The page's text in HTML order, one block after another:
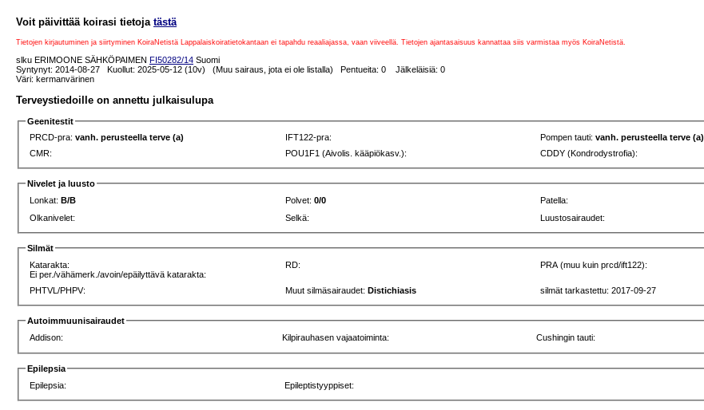
Voit päivittää koirasi tietoja tästä
Tietojen kirjautuminen ja siirtyminen KoiraNetistä Lappalaiskoiratietokantaan ei tapahdu reaaliajassa, vaan viiveellä. Tietojen ajantasaisuus kannattaa siis varmistaa myös KoiraNetistä.
slku ERIMOONE SÄHKÖPAIMEN FI50282/14 Suomi
Syntynyt: 2014-08-27 Kuollut: 2025-05-12 (10v) (Muu sairaus, jota ei ole listalla) Pentueita: 0 Jälkeläisiä: 0
Väri: kermanvärinen
Terveystiedoille on annettu julkaisulupa
Geenitestit
PRCD-pra:vanh. perusteella terve (a) IFT122-pra: Pompen tauti:vanh. perusteella terve (a)
CMR:
POU1F1 (Aivolis. kääpiökasv.): CDDY (Kondrodystrofia):
Nivelet ja luusto
Lonkat:B/B Polvet:0/0 Patella:
Olkanivelet:
Selkä: Luustosairaudet:
Silmät
Katarakta:
Ei per./vähämerk./avoin/epäilyttävä katarakta:
RD: PRA (muu kuin prcd/ift122):
PHTVL/PHPV: Muut silmäsairaudet:Distichiasis silmät tarkastettu: 2017-09-27
Autoimmuunisairaudet
Addison:
Kilpirauhasen vajaatoiminta: Cushingin tauti:
Epilepsia
Epilepsia:
Epileptistyyppiset: